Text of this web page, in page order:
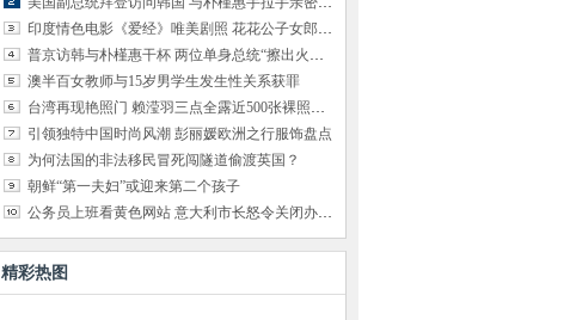
印度情色电影《爱经》唯美剧照 花花公子女郎出演
普京访韩与朴槿惠干杯 两位单身总统“擦出火花”（组图）
澳半百女教师与15岁男学生发生性关系获罪
台湾再现艳照门 赖滢羽三点全露近500张裸照外泄
引领独特中国时尚风潮 彭丽媛欧洲之行服饰盘点
为何法国的非法移民冒死闯隧道偷渡英国？
朝鲜“第一夫妇”或迎来第二个孩子
公务员上班看黄色网站 意大利市长怒令关闭办公室网络
精彩热图